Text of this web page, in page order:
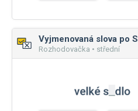
Vyjmenovaná slova po S
Rozhodovačka • střední